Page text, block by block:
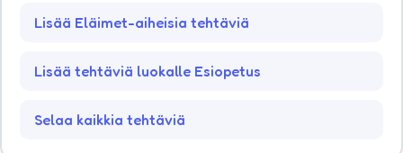
Lisää Eläimet-aiheisia tehtäviä
Lisää tehtäviä luokalle Esiopetus
Selaa kaikkia tehtäviä